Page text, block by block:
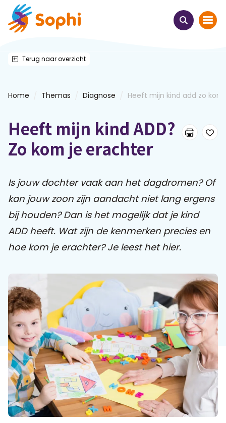
Thema's
Leren & ontmoeten
E-learnings
Praat mee
Clientdossier Wiki
Over
Sophi
Contact
Terug naar overzicht
Home Themas Diagnose Heeft mijn kind add zo
Heeft mijn kind ADD?
Zo kom je erachter
Is jouw dochter vaak aan het dagdromen? Of
kan jouw zoon zijn aandacht niet lang ergens
bij houden? Dan is het mogelijk dat je kind
ADD heeft. Wat zijn de kenmerken precies en
hoe kom je erachter? Je leest het hier.